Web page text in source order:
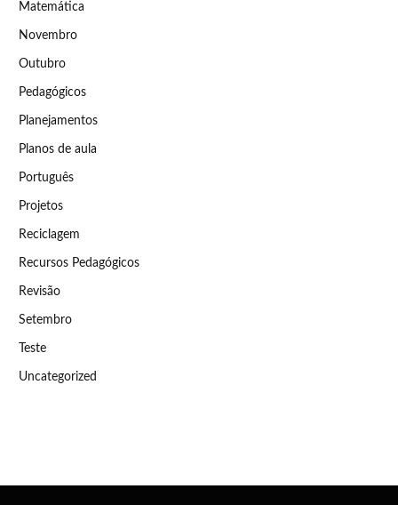
Matemática
Novembro
Outubro
Pedagógicos
Planejamentos
Planos de aula
Português
Projetos
Reciclagem
Recursos Pedagógicos
Revisão
Setembro
Teste
Uncategorized